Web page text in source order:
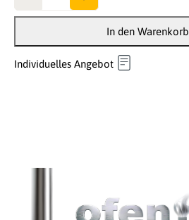
In den Warenkorb
Individuelles Angebot